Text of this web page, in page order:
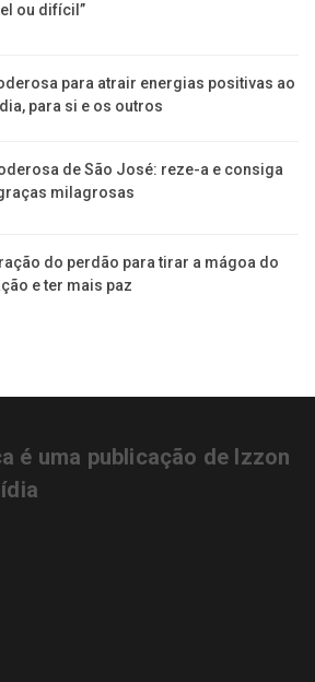
ou difícil”
para atrair energias positivas ao
para si e os outros
de São José: reze-a e consiga
milagrosas
do perdão para tirar a mágoa do
e ter mais paz
é uma publicação de Izzon